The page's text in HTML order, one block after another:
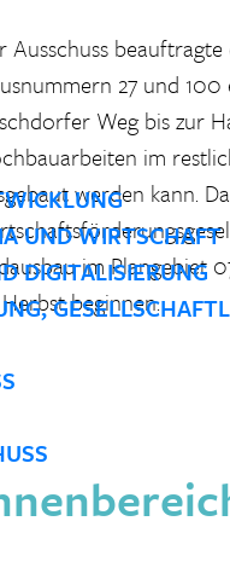
UND WIRTSCHAFT
DIGITALISIERUNG
Ausschuss
27 und
Weg bis zur
im
werden kann.
im Plangebiet
beginnen.